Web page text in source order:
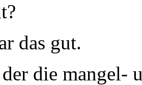
das gut.
die mangel-